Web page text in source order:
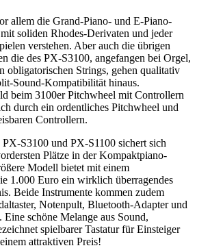
allem die Grand-Piano- und E-Piano-
soliden Rhodes-Derivaten und jeder
verstehen. Aber auch die übrigen
die des PX-S3100, angefangen bei Orgel,
obligatorischen Strings, gehen qualitativ
Sound-Kompatibilität hinaus.
beim 3100er Pitchwheel mit Controllern
durch ein ordentliches Pitchwheel und
Controllern.
S3100 und PX-S1100 sichert sich
Plätze in der Kompaktpiano-
Modell bietet mit einem
1.000 Euro ein wirklich überragendes
Beide Instrumente kommen zudem
Notenpult, Bluetooth-Adapter und
schöne Melange aus Sound,
spielbarer Tastatur für Einsteiger
attraktiven Preis!